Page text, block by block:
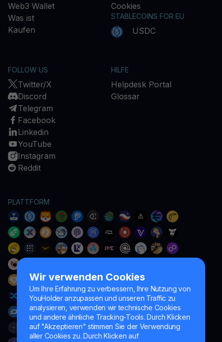
Wir verwenden Cookies
Um Ihre Erfahrung zu verbessern, Ihre Nutzung von
YouHolder anzupassen und unseren Traffic zu
analysieren, verwenden wir technische Cookies
und andere ähnliche Tracking-Tools. Durch Klicken
auf "Akzeptieren" stimmen Sie der Verwendung
aller Cookies zu. Durch Klicken auf
Web3 Wallet
Was ist
Kaufen
Cookies
STABLECOINS FOR EU
USDC
FOLLOW US
Twitter/X
Discord
Telegram
Facebook
Linkedin
YouTube
Instagram
Reddit
HILFE
Helpdesk Portal
Glossar
PLATTFORM